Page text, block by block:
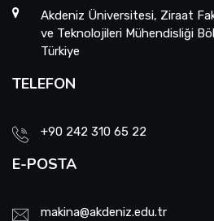
Akdeniz Üniversitesi, Ziraat
ve Teknolojileri Mühendisliği
Türkiye
TELEFON
+90 242 310 65 22
E-POSTA
makina@akdeniz.edu.tr